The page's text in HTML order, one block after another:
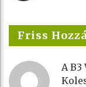
Friss
A